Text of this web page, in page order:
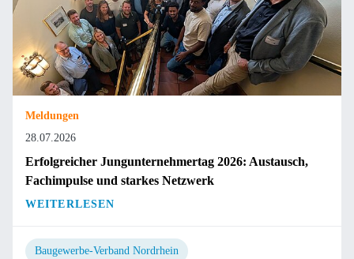
Meldungen
28.07.2026
Erfolgreicher Jungunternehmertag 2026: Austausch,
Fachimpulse und starkes Netzwerk
WEITERLESEN
Baugewerbe-Verband Nordrhein